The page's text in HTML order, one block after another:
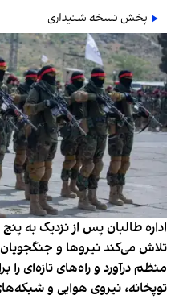
پخش نسخه شنیداری
اداره طالبان پس از نزدیک به
تلاش می‌کند نیروها و
منظم درآورد و راه‌های تازه‌ای را
توپخانه، نیروی هوایی و